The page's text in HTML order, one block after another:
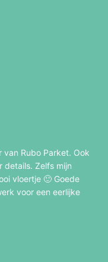
van Rubo Parket. Ook
details. Zelfs mijn
vloertje 🙂 Goede
voor een eerlijke